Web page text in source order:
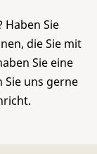
Sie
die Sie mit
Sie eine
Sie uns gerne